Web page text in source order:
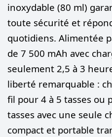
inoxydable (80 ml)
toute sécurité et
quotidiens. Alimentée
de 7 500 mAh avec
seulement 2,5 à 3
liberté remarquable :
fil pour 4 à 5 tasses ou
tasses avec une seule
compact et portable